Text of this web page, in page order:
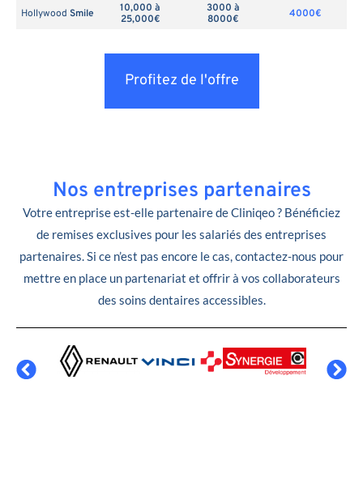
Hollywood Smile
10,000 à
25,000€
3000 à
8000€
4000€
Profitez de l'offre
Nos entreprises partenaires
Votre entreprise est-elle partenaire de Cliniqeo ? Bénéficiez
de remises exclusives pour les salariés des entreprises
partenaires. Si ce n’est pas encore le cas, contactez-nous pour
mettre en place un partenariat et offrir à vos collaborateurs
des soins dentaires accessibles.